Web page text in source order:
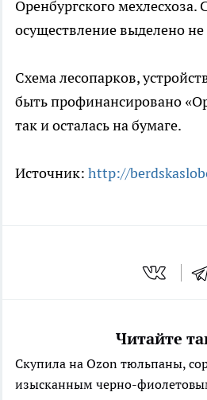
Оренбургского мехлесхоза.
осуществление выделено
Схема лесопарков,
быть профинансировано
так и осталась на бумаге.
Источник: http://
Читайте
Скупила на Ozon тюльпаны,
изысканным черно-